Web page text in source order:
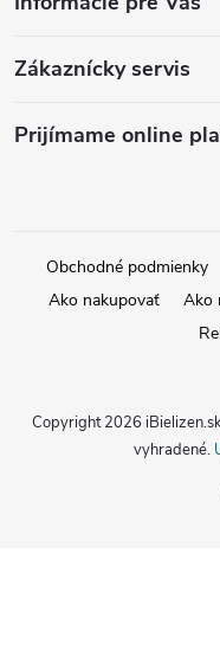
Zákaznícky servis
Prijímame online
Obchodné podmienky
Ako nakupovať
Ako
Copyright 2026
vyhradené.